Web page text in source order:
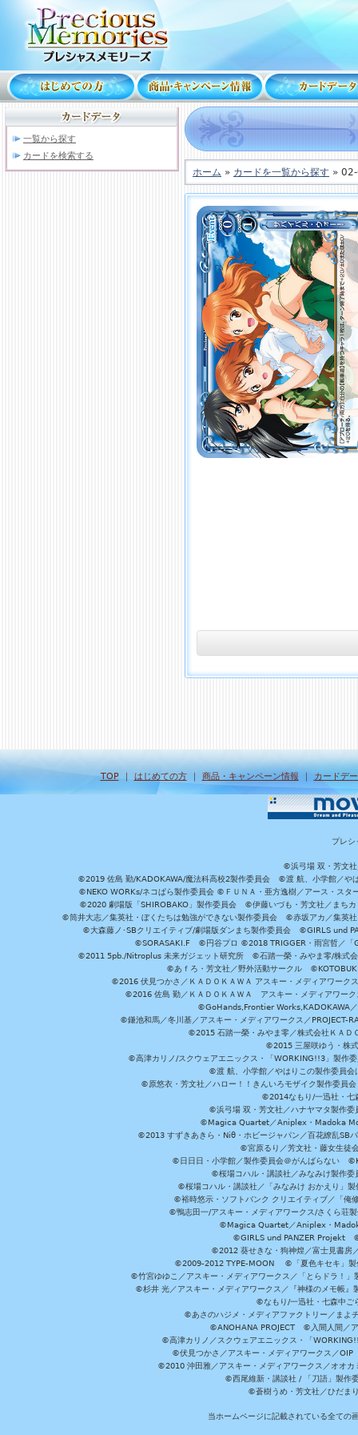
一覧から探す
カードを検索する
ホーム » カードを一覧から探す »
TOP｜ はじめての方｜ 商品・キャンペーン情報 ｜ カードデ
プレシ
©浜弓場 双・芳文社
©2019 佐島 勤/KADOKAWA/魔法科高校2製作委員会 ©渡 航、小学館／や
©NEKO WORKs/ネコぱら製作委員会 ©ＦＵＮＡ・亜方逸樹／アース・ス
©2020 劇場版「SHIROBAKO」製作委員会 ©伊藤いづも・芳文社／まち
©筒井大志／集英社・ぼくたちは勉強ができない製作委員会 ©赤坂アカ／集英
©大森藤ノ･SBクリエイティブ/劇場版ダンまち製作委員会 ©GIRLS und
©SORASAKI.F ©円谷プロ ©2018 TRIGGER・雨宮哲／
©2011 5pb./Nitroplus 未来ガジェット研究所 ©石踏一榮・みやま零/株式
©あｆろ・芳文社／野外活動サークル
©2016 伏見つかさ／ＫＡＤＯＫＡＷＡ アスキー・メディアワー
©2016 佐島 勤／ＫＡＤＯＫＡＷＡ アスキー・メディアワ
©GoHands,Frontier Works,KADOKAWA
©鎌池和馬／冬川基／アスキー・メディアワークス／
©2015 石踏一榮・みやま零／株式会社ＫＡＤ
©2015 三屋咲ゆう・株
©高津カリノ/スクウェアエニックス・「WORKING!!3」製作
©渡 航、小学館／やはりこの製作委員
©原悠衣・芳文社／ハロー！！きんいろモザイク製作委員
©2014なもり/一迅社・
©浜弓場 双・芳文社／ハナヤマタ製作
©Magica Quartet／Aniplex・Madoka
©2013 すずきあきら・Niθ・ホビージャパン／百花繚乱
©宮原るり／芳文社・藤女生徒
©日日日・小学館／製作委員会＠がんばらない
©桜場コハル・講談社／みなみけ製作
©桜場コハル・講談社／「みなみけ おかえり」
©裕時悠示・ソフトバンク クリエイティブ／「
©鴨志田一/アスキー・メディアワークス/さく
©Magica Quartet／Aniplex・
©GIRLS und PANZER Projekt ©
©2012 葵せきな・狗神煌／富士見書
©2009-2012 TYPE-MOON ©「夏色キセキ」製
©竹宮ゆゆこ／アスキー・メディアワークス／「とらドラ！
©杉井 光／アスキー・メディアワークス／『神様のメモ帳
©なもり/一迅社・七森中
©あさのハジメ・メディアファクトリー／ま
©ANOHANA PROJECT ©入間人間／ア
©高津カリノ／スクウェアエニックス・「
©伏見つかさ／アスキー・メディアワークス／
©2010 沖田雅／アスキー・メディアワークス／オオ
©西尾維新・講談社 / 「刀語」製作
©蒼樹うめ・芳文社／ひだま
当ホームページに記載されている全ての